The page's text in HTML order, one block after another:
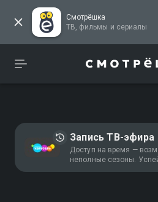
Смотрёшка
ТВ, фильмы и сериалы
Запись ТВ-эфира
Доступ на время —
неполные сезоны.